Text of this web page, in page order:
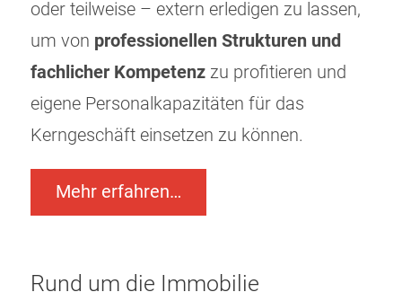
oder teilweise – extern erledigen zu lassen,
um von professionellen Strukturen und
fachlicher Kompetenz zu profitieren und
eigene Personalkapazitäten für das
Kerngeschäft einsetzen zu können.
Mehr erfahren…
Rund um die Immobilie